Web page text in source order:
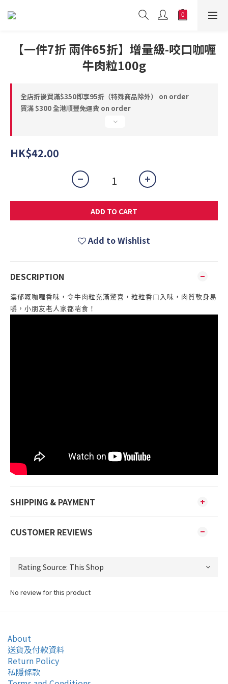
【一件7折 兩件65折】增量級-咬口咖喱
牛肉粒100g
全店折後買滿$350即享95折（特殊商品除外） on order
買滿 $300 全港順豐免運費 on order
HK$42.00
ADD TO CART
Add to Wishlist
DESCRIPTION
濃郁嘅咖喱香味，令牛肉粒充滿驚喜，粒粒香口入味，肉質軟身易
嚼，小朋友老人家都啱食！
SHIPPING & PAYMENT
CUSTOMER REVIEWS
No review for this product
About
送貨及付款資料
Return Policy
私隱條款